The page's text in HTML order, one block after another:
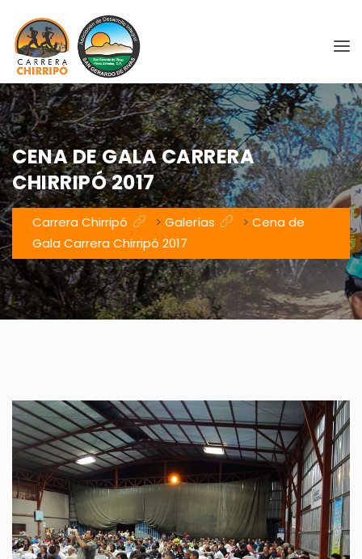
CENA DE GALA CARRERA
CHIRRIPÓ 2017
Carrera Chirripó > Galerías > Cena de
Gala Carrera Chirripó 2017